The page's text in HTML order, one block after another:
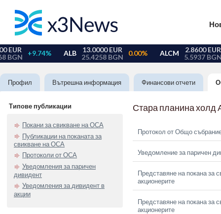
Профил Вътрешна информация Финансови отчети
Типове публикации
Покани за свикване на ОСА
Публикации на поканата за
свикване на ОСА
Протоколи от ОСА
Уведомления за паричен
дивидент
Уведомления за дивидент в
акции
Стара планина холд
Протокол от Общо
Уведомление за паричен
Представяне на покана за
акционерите
Представяне на покана за
акционерите